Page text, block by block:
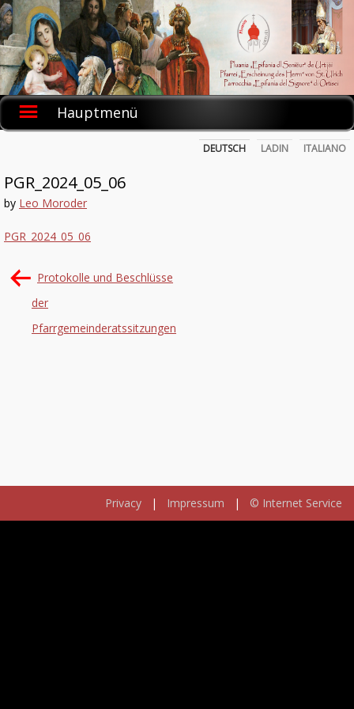
Skip
to
content
Hauptmenü
DEUTSCH LADIN ITALIANO
PGR_2024_05_06
by Leo Moroder
PGR_2024_05_06
Beitrags-
Navigation
Protokolle und Beschlüsse
der
Pfarrgemeinderatssitzungen
Privacy | Impressum | © Internet Service